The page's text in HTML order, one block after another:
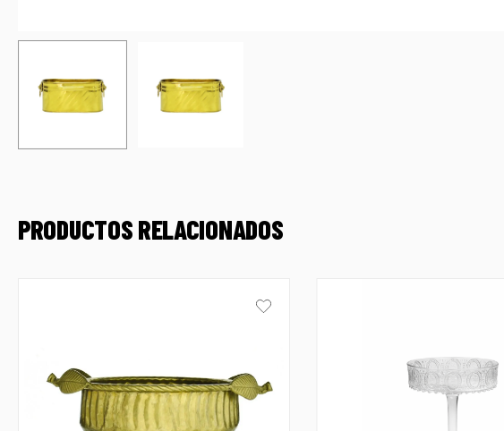
PRODUCTOS RELACIONADOS